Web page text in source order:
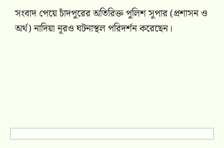
সংবাদ পেয়ে চাঁদপুরের অতিরিক্ত পুলিশ সুপার (প্রশাসন ও
অর্থ) নাদিয়া নূরও ঘটনাস্থল পরিদর্শন করেছেন।